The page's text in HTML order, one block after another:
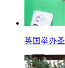
英国举办